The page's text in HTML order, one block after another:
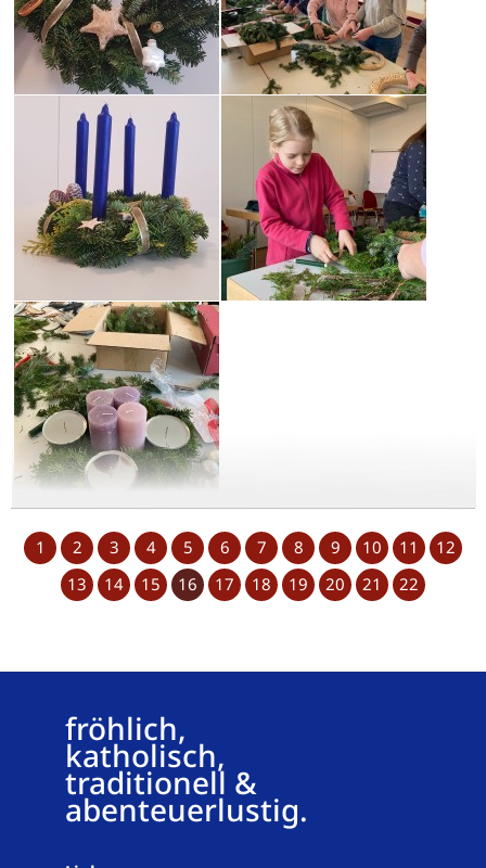
1 2 3 4 5 6 7 8 9 10 11
12
13
14 15 16 17 18 19 20 21 22
fröhlich,
katholisch,
traditionell &
abenteuerlustig.